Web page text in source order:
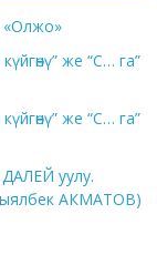
«Олжо»
же “С… га”
же “С… га”
уулу.
АКМАТОВ)